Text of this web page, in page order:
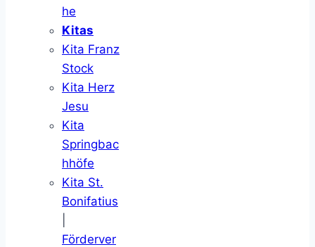
he
Kitas
Kita Franz
Stock
Kita Herz
Jesu
Kita
Springbac
hhöfe
Kita St.
Bonifatius
Förderver